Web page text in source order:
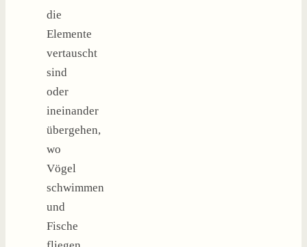
die
Elemente
vertauscht
sind
oder
ineinander
übergehen,
wo
Vögel
schwimmen
und
Fische